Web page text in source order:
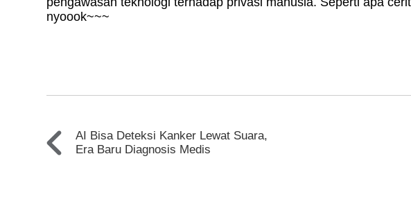
nyoook~~~
AI Bisa Deteksi Kanker Lewat Suara,
Era Baru Diagnosis Medis